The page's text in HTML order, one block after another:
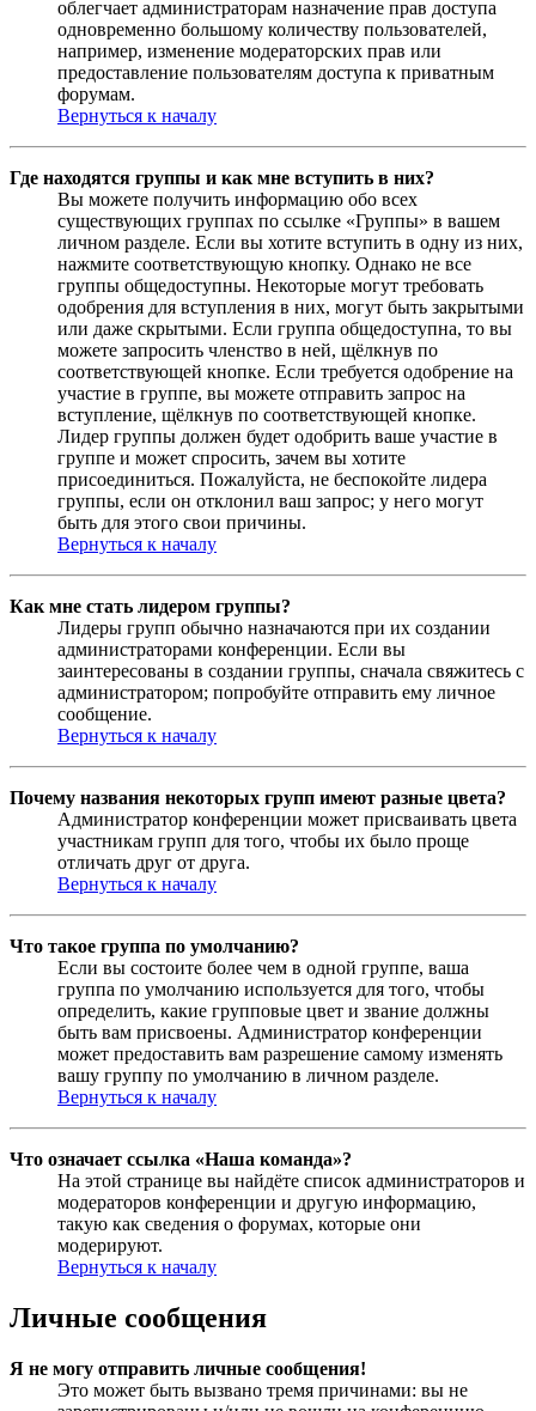
облегчает администраторам назначение прав доступа
одновременно большому количеству пользователей,
например, изменение модераторских прав или
предоставление пользователям доступа к приватным
форумам.
Вернуться к началу
Где находятся группы и как мне вступить в них?
Вы можете получить информацию обо всех
существующих группах по ссылке «Группы» в вашем
личном разделе. Если вы хотите вступить в одну из них,
нажмите соответствующую кнопку. Однако не все
группы общедоступны. Некоторые могут требовать
одобрения для вступления в них, могут быть закрытыми
или даже скрытыми. Если группа общедоступна, то вы
можете запросить членство в ней, щёлкнув по
соответствующей кнопке. Если требуется одобрение на
участие в группе, вы можете отправить запрос на
вступление, щёлкнув по соответствующей кнопке.
Лидер группы должен будет одобрить ваше участие в
группе и может спросить, зачем вы хотите
присоединиться. Пожалуйста, не беспокойте лидера
группы, если он отклонил ваш запрос; у него могут
быть для этого свои причины.
Вернуться к началу
Как мне стать лидером группы?
Лидеры групп обычно назначаются при их создании
администраторами конференции. Если вы
заинтересованы в создании группы, сначала свяжитесь с
администратором; попробуйте отправить ему личное
сообщение.
Вернуться к началу
Почему названия некоторых групп имеют разные цвета?
Администратор конференции может присваивать цвета
участникам групп для того, чтобы их было проще
отличать друг от друга.
Вернуться к началу
Что такое группа по умолчанию?
Если вы состоите более чем в одной группе, ваша
группа по умолчанию используется для того, чтобы
определить, какие групповые цвет и звание должны
быть вам присвоены. Администратор конференции
может предоставить вам разрешение самому изменять
вашу группу по умолчанию в личном разделе.
Вернуться к началу
Что означает ссылка «Наша команда»?
На этой странице вы найдёте список администраторов и
модераторов конференции и другую информацию,
такую как сведения о форумах, которые они
модерируют.
Вернуться к началу
Личные сообщения
Я не могу отправить личные сообщения!
Это может быть вызвано тремя причинами: вы не